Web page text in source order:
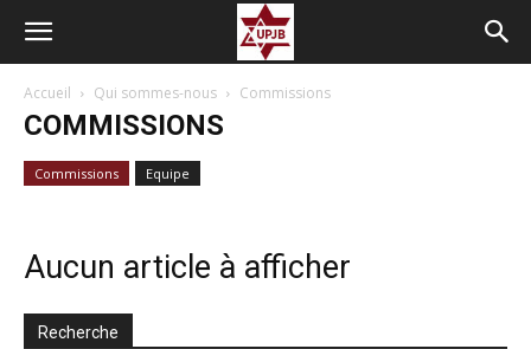
Accueil Qui sommes-nous Commissions
COMMISSIONS
Commissions Equipe
Aucun article à afficher
Recherche